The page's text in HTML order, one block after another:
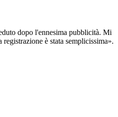
dopo l'ennesima pubblicità. Mi
è stata semplicissima».